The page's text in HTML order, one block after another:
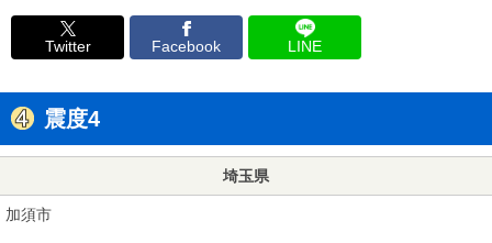
Twitter Facebook LINE
震度4
埼玉県
加須市